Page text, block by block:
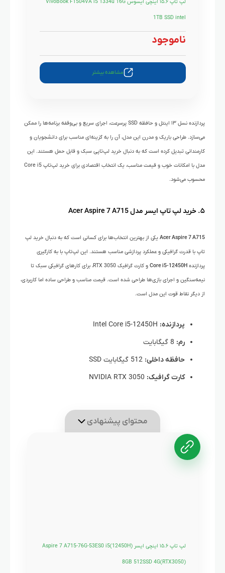
لپ تاپ ۱۵.۶ اینچی ایسوس VivoBook F1504VA i5 1334u 16G
1TB SSD intel
ناموجود
مشاهده بیشتر
پردازنده نسل ۱۳ اینتل و حافظه SSD پرسرعت، اجرای سریع و بی‌وقفه برنامه‌ها را ممکن
می‌سازد. طراحی باریک و مدرن این مدل، آن را به گزینه‌ای مناسب برای دانشجویان و
کارمندانی تبدیل کرده است که به دنبال خرید لپ‌تاپی سبک و قابل حمل هستند. این
مدل با امکانات خوب و قیمت مناسب، یک انتخاب اقتصادی برای خرید لپ‌تاپ Core i5
محسوب می‌شود.
۵. خرید لپ تاپ ایسر مدل Acer Aspire 7 A715
Acer Aspire 7 A715 یکی از بهترین انتخاب‌ها برای کسانی است که به دنبال خرید لپ
تاپ با قدرت گرافیکی و عملکرد پردازشی مناسب هستند. این لپ‌تاپ با به کارگیری
پردازنده Core i5-12450H و کارت گرافیک RTX 3050، برای کارهای گرافیکی سبک تا
نیمه‌سنگین و اجرای بازی‌ها طراحی شده است. قیمت مناسب و طراحی ساده اما کاربردی،
از دیگر نقاط قوت این مدل است.
پردازنده:
رم:
حافظه داخلی:
کارت گرافیک:
محتوای پیشنهادی
لپ تاپ ۱۵.۶ اینچی ایسر Aspire 7 A715-76G-53ES0 i5(12450H)
8GB 512SSD 4G(RTX3050)